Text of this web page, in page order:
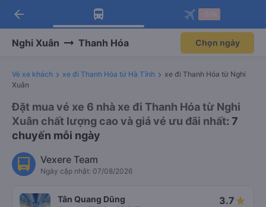
Tải app Vexere ngay!
Nhận ưu đãi thành viên độc
Mở app
Tải app Vexere
-30k/ghế khi đặt vé máy bay qua
Mở app
arrow_back
Nghi Xuân Thanh Hóa Chọn ngày
Vé xe khách xe đi Thanh Hóa từ Hà Tĩnh
xe đi Thanh Hóa từ Nghi
Xuân
Đặt mua vé xe 6 nhà xe đi Thanh Hóa từ Nghi
Xuân chất lượng cao và giá vé ưu đãi nhất: 7
chuyến mỗi ngày
Vexere Team
Ngày cập nhật: 07/08/2026
Tân Quang Dũng 3.7